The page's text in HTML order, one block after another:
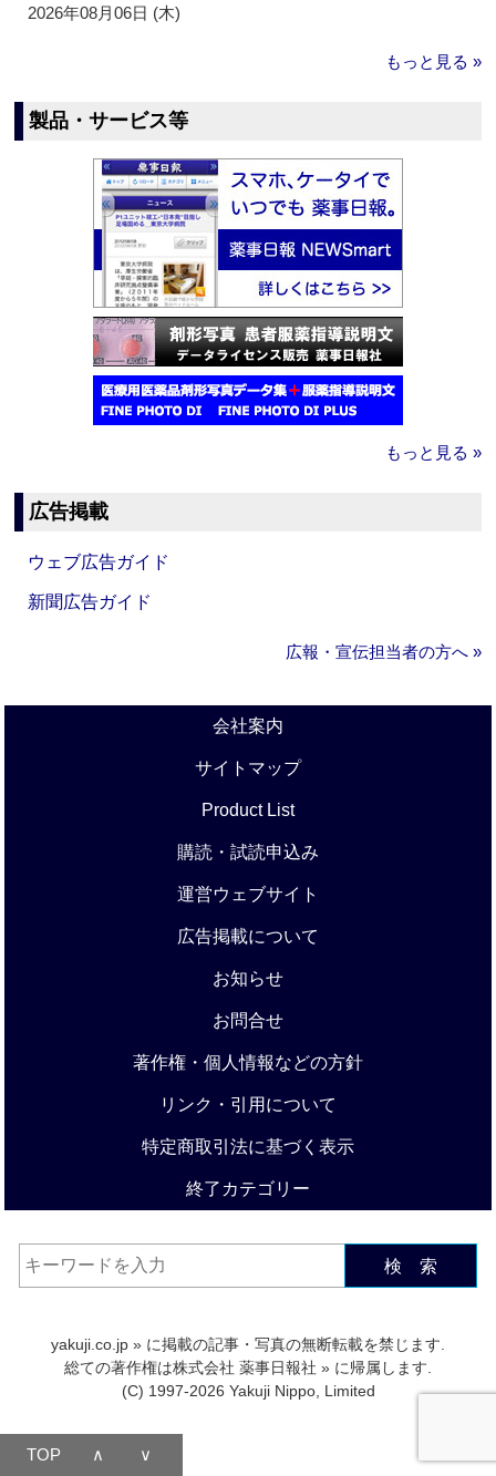
2026年08月06日 (木)
もっと見る »
製品・サービス等
もっと見る »
広告掲載
ウェブ広告ガイド
新聞広告ガイド
広報・宣伝担当者の方へ »
会社案内
サイトマップ
Product List
購読・試読申込み
運営ウェブサイト
広告掲載について
お知らせ
お問合せ
著作権・個人情報などの方針
リンク・引用について
特定商取引法に基づく表示
終了カテゴリー
検 索
yakuji.co.jp » に掲載の記事・写真の無断転載を禁じます.
総ての著作権は株式会社 薬事日報社 » に帰属します.
(C) 1997-2026 Yakuji Nippo, Limited
TOP ∧ ∨